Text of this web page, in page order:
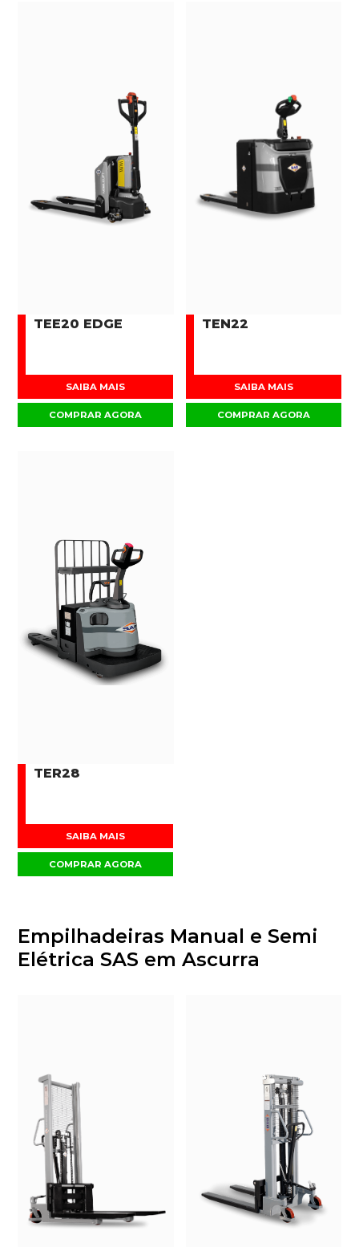
TEE20 EDGE
SAIBA MAIS
COMPRAR AGORA
TEN22
SAIBA MAIS
COMPRAR AGORA
TER28
SAIBA MAIS
COMPRAR AGORA
Empilhadeiras Manual e Semi
Elétrica SAS em Ascurra